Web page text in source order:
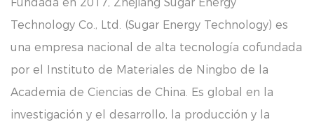
Technology Co., Ltd. (Sugar Energy Technology) es
una empresa nacional de alta tecnología cofundada
por el Instituto de Materiales de Ningbo de la
Academia de Ciencias de China. Es global en la
investigación y el desarrollo, la producción y la